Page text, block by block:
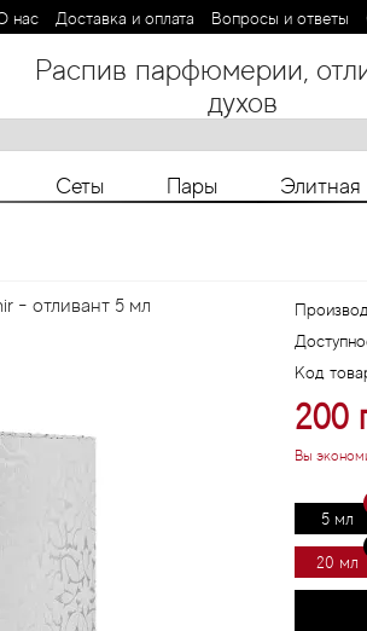
нас Доставка и оплата Вопросы и ответы
X Y Z
Распив парфюмерии,
духов
Сеты Пары Элитная
- отливант 5 мл
Код
200
Вы
5 мл
20 мл